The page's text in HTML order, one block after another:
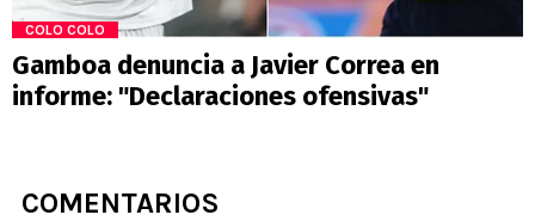
COLO COLO
Gamboa denuncia a Javier Correa en
informe: "Declaraciones ofensivas"
COMENTARIOS